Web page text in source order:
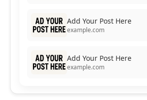
Add Your Post Here
example.com
Add Your Post Here
example.com